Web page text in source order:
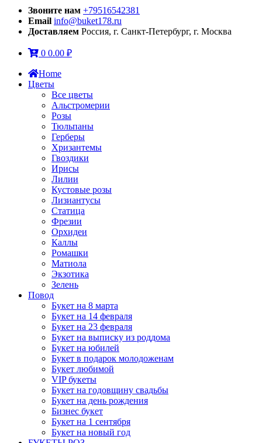
Звоните нам +79516542381
Email info@buket178.ru
Доставляем Россия, г. Санкт-Петербург, г. Москва
0 0.00 ₽
Home
Цветы
Все цветы
Альстромерии
Розы
Тюльпаны
Герберы
Хризантемы
Гвоздики
Ирисы
Лилии
Кустовые розы
Лизиантусы
Статица
Фрезии
Орхидеи
Каллы
Ромашки
Матиола
Экзотика
Зелень
Повод
Букет на 8 марта
Букет на 14 февраля
Букет на 23 февраля
Букет на выписку из роддома
Букет на юбилей
Букет в подарок молодоженам
Букет любимой
VIP букеты
Букет на годовщину свадьбы
Букет на день рождения
Бизнес букет
Букет на 1 сентября
Букет на новый год